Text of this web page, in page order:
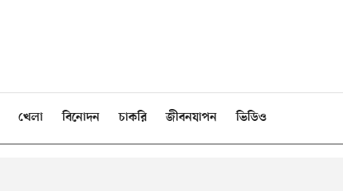
খেলা বিনোদন চাকরি জীবনযাপন ভিডিও